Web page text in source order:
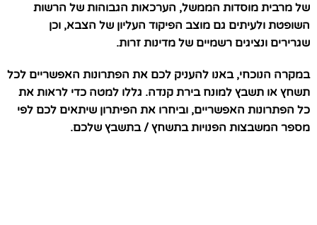
של מרבית מוסדות הממשל, הערכאות הגבוהות של הרשות
השופטת ולעיתים גם מוצב הפיקוד העליון של הצבא, וכן
שגרירים ונציגים רשמיים של מדינות זרות.
במקרה הנוכחי, באנו להעניק לכם את הפתרונות האפשריים לכל
תשחץ או תשבץ למונח בירת קנדה. גללו למטה כדי לראות את
כל הפתרונות האפשריים, וביחרו את הפיתרון שיתאים לכם לפי
מספר המשבצות הפנויות בתשחץ / בתשבץ שלכם.